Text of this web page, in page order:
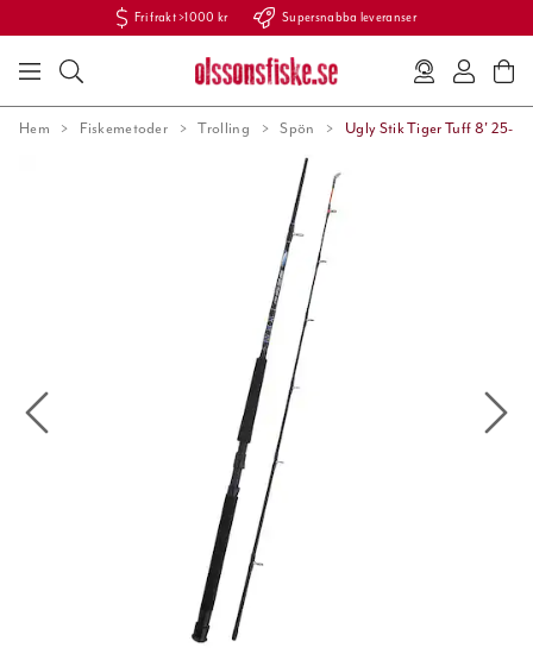
Fri frakt >1000 kr Supersnabba leveranser
Hem Fiskemetoder Trolling Spön Ugly Stik Tiger Tuff 8' 25-